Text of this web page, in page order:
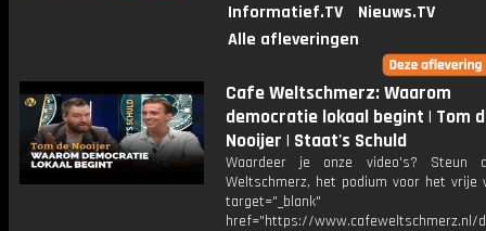
Informatief.TV
Nieuws.TV
Alle afleveringen
Cafe Weltschmerz: Waarom
democratie lokaal begint | Tom
Nooijer | Staat's Schuld
Waardeer je onze video's? Steun
Weltschmerz, het podium voor het vrije
target="_blank"
href="https://www.cafeweltschmerz.nl/